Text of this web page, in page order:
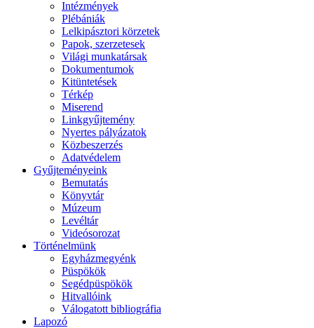
Intézmények
Plébániák
Lelkipásztori körzetek
Papok, szerzetesek
Világi munkatársak
Dokumentumok
Kitüntetések
Térkép
Miserend
Linkgyűjtemény
Nyertes pályázatok
Közbeszerzés
Adatvédelem
Gyűjteményeink
Bemutatás
Könyvtár
Múzeum
Levéltár
Videósorozat
Történelmünk
Egyházmegyénk
Püspökök
Segédpüspökök
Hitvallóink
Válogatott bibliográfia
Lapozó